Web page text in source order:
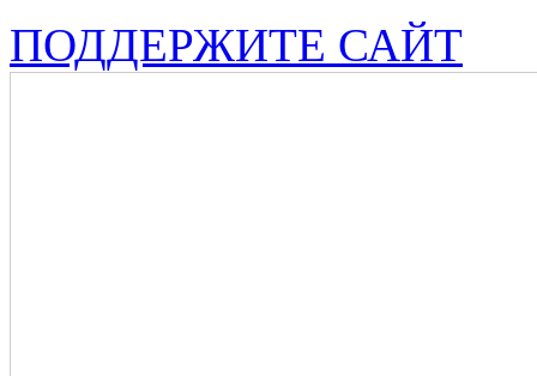
ПОДДЕРЖИТЕ САЙТ